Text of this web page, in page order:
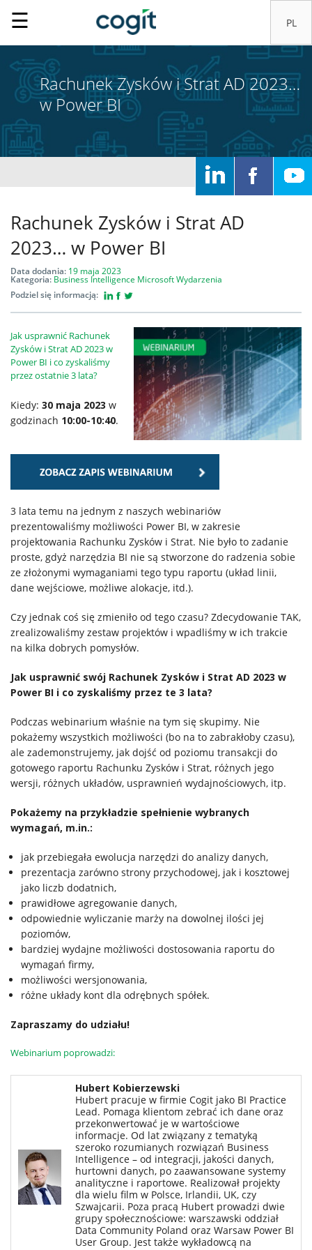
Rozwiązania
Systemy
IT
Usługi
Klienci
Kariera
firmie
Kontakt
☰
Rachunek Zysków i Strat AD 2023…
w Power BI
Rachunek Zysków i Strat AD
2023… w Power BI
Data dodania: 19 maja 2023
Kategoria: Business Intelligence MicrosoftWydarzenia
Podziel się informacją:
Jak usprawnić Rachunek
Zysków i Strat AD 2023 w
Power BI i co zyskaliśmy
przez ostatnie 3 lata?
Kiedy: 30 maja 2023 w
godzinach 10:00-10:40.
3 lata temu na jednym z naszych webinariów
prezentowaliśmy możliwości Power BI, w zakresie
projektowania Rachunku Zysków i Strat. Nie było to zadanie
proste, gdyż narzędzia BI nie są stworzone do radzenia sobie
ze złożonymi wymaganiami tego typu raportu (układ linii,
dane wejściowe, możliwe alokacje, itd.).
Czy jednak coś się zmieniło od tego czasu? Zdecydowanie TAK,
zrealizowaliśmy zestaw projektów i wpadliśmy w ich trakcie
na kilka dobrych pomysłów.
Jak usprawnić swój Rachunek Zysków i Strat AD 2023 w
Power BI i co zyskaliśmy przez te 3 lata?
Podczas webinarium właśnie na tym się skupimy. Nie
pokażemy wszystkich możliwości (bo na to zabrakłoby czasu),
ale zademonstrujemy, jak dojść od poziomu transakcji do
gotowego raportu Rachunku Zysków i Strat, różnych jego
wersji, różnych układów, usprawnień wydajnościowych, itp.
Pokażemy na przykładzie spełnienie wybranych
wymagań, m.in.:
jak przebiegała ewolucja narzędzi do analizy danych,
prezentacja zarówno strony przychodowej, jak i kosztowej
jako liczb dodatnich,
prawidłowe agregowanie danych,
odpowiednie wyliczanie marży na dowolnej ilości jej
poziomów,
bardziej wydajne możliwości dostosowania raportu do
wymagań firmy,
możliwości wersjonowania,
różne układy kont dla odrębnych spółek.
Zapraszamy do udziału!
Webinarium poprowadzi:
Hubert Kobierzewski
Hubert pracuje w firmie Cogit jako BI Practice
Lead. Pomaga klientom zebrać ich dane oraz
przekonwertować je w wartościowe
informacje. Od lat związany z tematyką
szeroko rozumianych rozwiązań Business
Intelligence – od integracji, jakości danych,
hurtowni danych, po zaawansowane systemy
analityczne i raportowe. Realizował projekty
dla wielu film w Polsce, Irlandii, UK, czy
Szwajcarii. Poza pracą Hubert prowadzi dwie
grupy społecznościowe: warszawski oddział
Data Community Poland oraz Warsaw Power BI
User Group. Jest także wykładowcą na